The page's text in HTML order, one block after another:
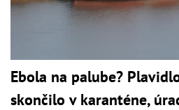
Ebola na palube?
skončilo v karanténe,